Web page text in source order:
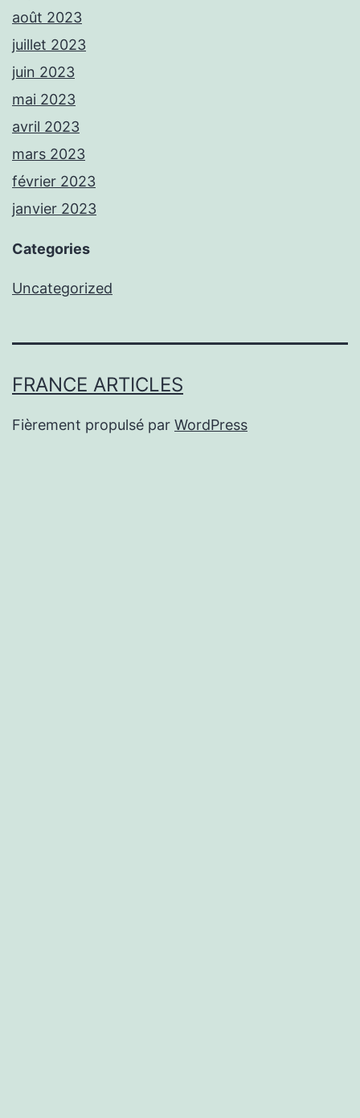
août 2023
juillet 2023
juin 2023
mai 2023
avril 2023
mars 2023
février 2023
janvier 2023
Categories
Uncategorized
FRANCE ARTICLES
Fièrement propulsé par WordPress